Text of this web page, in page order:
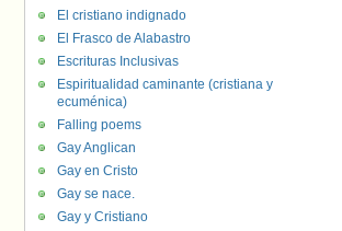
El cristiano indignado
El Frasco de Alabastro
Escrituras Inclusivas
Espiritualidad caminante (cristiana y
ecuménica)
Falling poems
Gay Anglican
Gay en Cristo
Gay se nace.
Gay y Cristiano